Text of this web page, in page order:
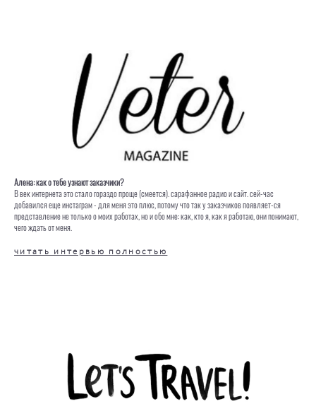
Алена: как о тебе узнают заказчики?
В век интернета это стало гораздо проще (смеется). сарафанное радио и сайт. сей-час
добавился еще инстаграм - для меня это плюс, потому что так у заказчиков появляет-ся
представление не только о моих работах, но и обо мне: как, кто я, как я работаю, они понимают,
чего ждать от меня.
читать интервью полностью